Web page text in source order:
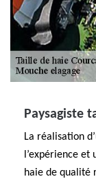
Paysagiste
La réalisation
l’expérience
haie de qualité